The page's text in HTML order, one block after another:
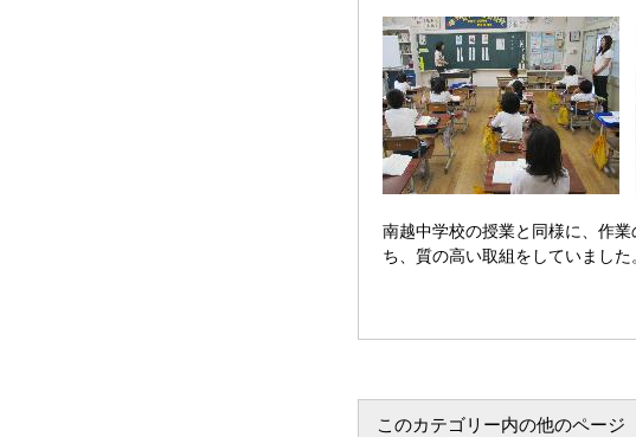
南越中学校の授業と同様に、作
ち、質の高い取組をしていました
このカテゴリー内の他のページ